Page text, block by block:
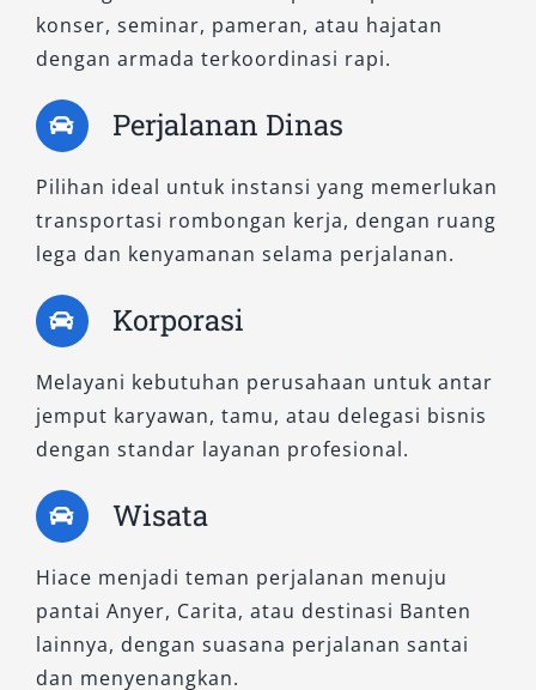
adalah menghadirkan perjalanan nyaman
untuk semua penumpang. Armada kami selalu
dalam kondisi prima, bersih, dan siap
digunakan, memastikan setiap pelanggan
mendapatkan pengalaman terbaik.
Mulai darisewa mobil Hiace Premioyang
fungsional, rental Hiace Premio Luxury yang
mewah, hingga sewa Hiace Commuter yang
ekonomis, semua dirancang untuk memenuhi
kebutuhan transportasi rombongan dengan
standar pelayanan profesional. Dengan
memilih layanan kami, Anda tidak hanya
mendapatkan kendaraan, tetapi juga solusi
perjalanan yang andal, aman, dan berkesan.
konser, seminar, pameran, atau hajatan
dengan armada terkoordinasi rapi.
Perjalanan Dinas
Pilihan ideal untuk instansi yang memerlukan
transportasi rombongan kerja, dengan ruang
lega dan kenyamanan selama perjalanan.
Korporasi
Melayani kebutuhan perusahaan untuk antar
jemput karyawan, tamu, atau delegasi bisnis
dengan standar layanan profesional.
Wisata
Hiace menjadi teman perjalanan menuju
pantai Anyer, Carita, atau destinasi Banten
lainnya, dengan suasana perjalanan santai
dan menyenangkan.